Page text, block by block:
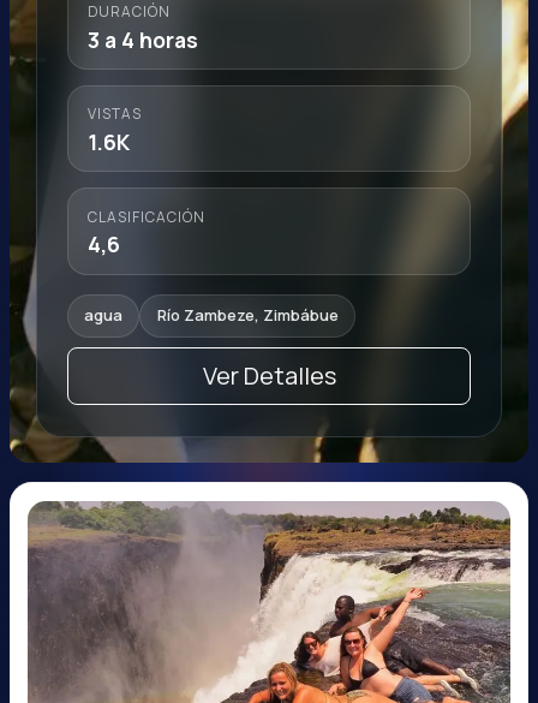
DURACIÓN
3 a 4 horas
VISTAS
1.6K
CLASIFICACIÓN
4,6
agua Río Zambeze, Zimbábue
Ver Detalles